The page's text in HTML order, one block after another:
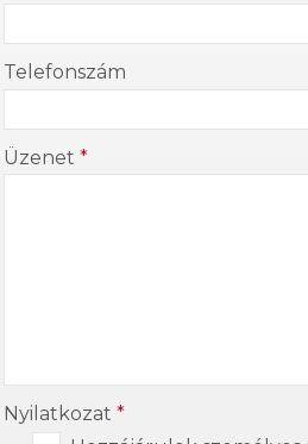
-
Telefonszám
Üzenet *
Nyilatkozat *